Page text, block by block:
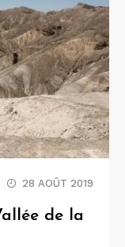
28 AOÛT 2019
de la